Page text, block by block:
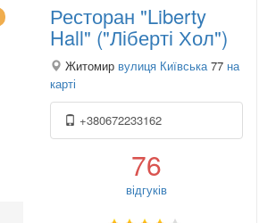
Ресторан "Liberty
Hall" ("Ліберті Хол")
Житомир вулиця Київська 77 на
карті
+380672233162
76
відгуків